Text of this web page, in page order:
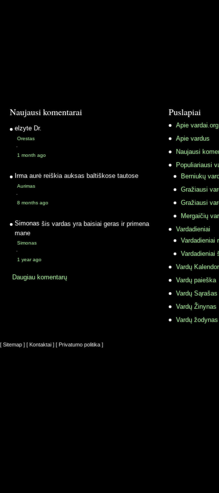
Naujausi komentarai
elzyte Dr.
Orestas
·
1 month ago
Irma aurė reiškia auksas baltiškose tautose
Aurimas
·
8 months ago
Simonas šis vardas yra baisiai geras ir primena
mane
Simonas
·
1 year ago
Daugiau komentarų
Puslapiai
Apie vardai.org
Apie vardus
Naujausi
Populiariausi
Berniukų
Gražiausi
Gražiausi
Mergaičių
Vardadieniai
Vardadieniai
Vardadieniai
Vardų
Vardų paieška
Vardų Sąrašas
Vardų Žinynas
Vardų
[ Sitemap ] [ Kontaktai ] [ Privatumo politika ]